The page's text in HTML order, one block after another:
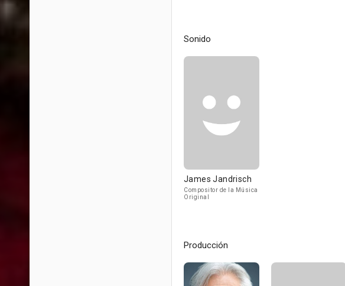
Sonido
James Jandrisch
Compositor de la Música
Original
Producción